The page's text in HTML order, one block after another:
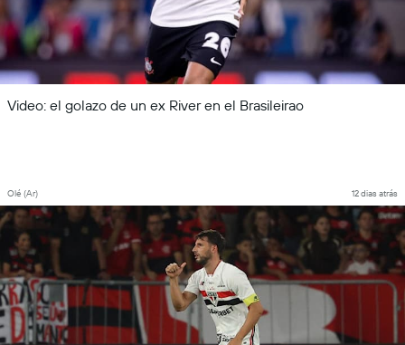
Video: el golazo de un ex River en el Brasileirao
Olé (Ar) 12 dias atrás